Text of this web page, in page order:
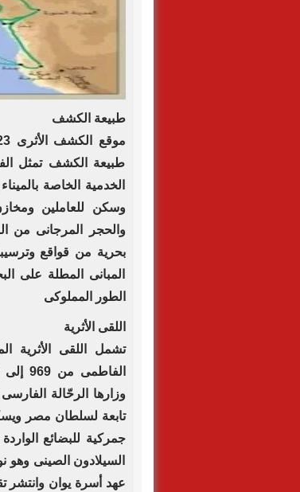
طبيعة الكشف
طبيعة الكشف تمثل
الخدمية الخاصة
وسكن للعاملين
والحجر المرجانى من
بحرية من قواقع
المبانى المطلة على
الطور المملوكى
اللقى الأثرية
تشمل اللقى الأثرية
جمركية للبضائع
السيلادون الصينى
عهد أسرة يوان وانتشر